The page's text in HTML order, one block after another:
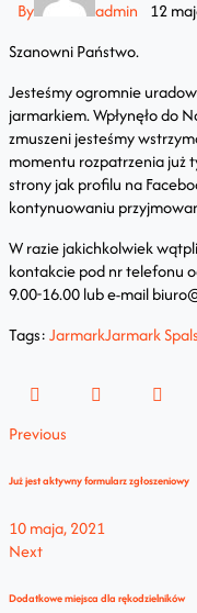
By admin
12
Szanowni Państwo.
Jesteśmy ogromnie
jarmarkiem. Wpłynęło do
zmuszeni jesteśmy
momentu rozpatrzenia już
strony jak profilu na
kontynuowaniu
W razie jakichkolwiek
kontakcie pod nr telefonu
9.00-16.00 lub e-mail
Tags:JarmarkJarmark
Previous
Już jest aktywny formularz zgłoszeniowy
10 maja, 2021
Next
Dodatkowe miejsca dla rękodzielników